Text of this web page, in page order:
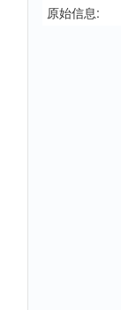
原始信息: